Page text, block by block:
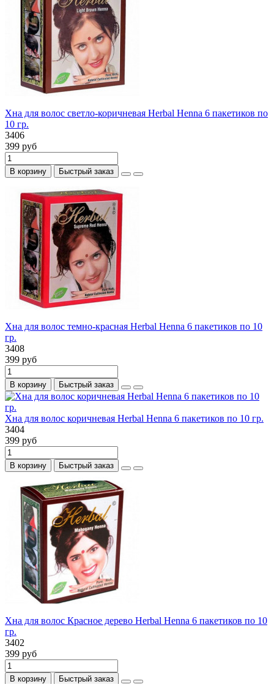
Хна для волос светло-коричневая Herbal Henna 6 пакетиков по
10 гр.
3406
399 руб
В корзину Быстрый заказ
Хна для волос темно-красная Herbal Henna 6 пакетиков по 10
гр.
3408
399 руб
В корзину Быстрый заказ
Хна для волос коричневая Herbal Henna 6 пакетиков по 10 гр.
3404
399 руб
В корзину Быстрый заказ
Хна для волос Красное дерево Herbal Henna 6 пакетиков по 10
гр.
3402
399 руб
В корзину Быстрый заказ